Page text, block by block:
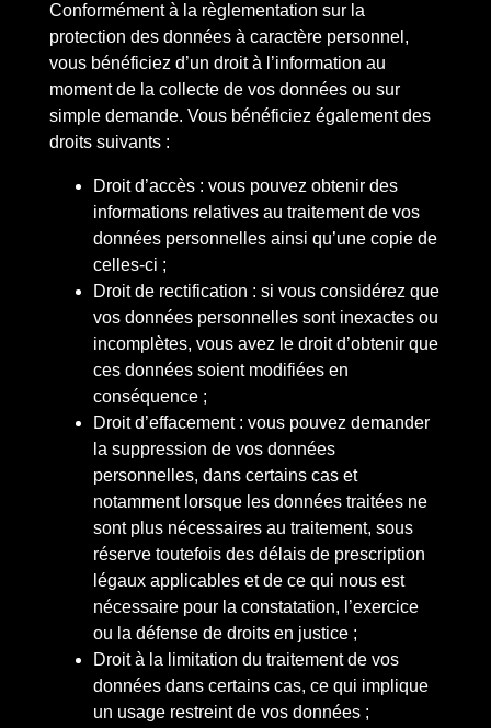
Conformément à la règlementation sur la
protection des données à caractère personnel,
vous bénéficiez d’un droit à l’information au
moment de la collecte de vos données ou sur
simple demande. Vous bénéficiez également des
droits suivants :
Droit d’accès : vous pouvez obtenir des
informations relatives au traitement de vos
données personnelles ainsi qu’une copie de
celles-ci ;
Droit de rectification : si vous considérez que
vos données personnelles sont inexactes ou
incomplètes, vous avez le droit d’obtenir que
ces données soient modifiées en
conséquence ;
Droit d’effacement : vous pouvez demander
la suppression de vos données
personnelles, dans certains cas et
notamment lorsque les données traitées ne
sont plus nécessaires au traitement, sous
réserve toutefois des délais de prescription
légaux applicables et de ce qui nous est
nécessaire pour la constatation, l’exercice
ou la défense de droits en justice ;
Droit à la limitation du traitement de vos
données dans certains cas, ce qui implique
un usage restreint de vos données ;